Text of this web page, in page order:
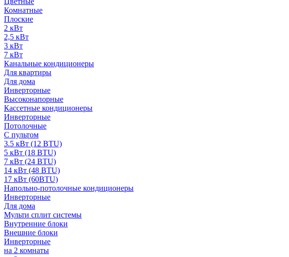
Комнатные
Плоские
2 кВт
2,5 кВт
3 кВт
7 кВт
Канальные кондиционеры
Для квартиры
Для дома
Инверторные
Высоконапорные
Кассетные кондиционеры
Инверторные
Потолочные
С пультом
3.5 кВт (12 BTU)
5 кВт (18 BTU)
7 кВт (24 BTU)
14 кВт (48 BTU)
17 кВт (60BTU)
Напольно-потолочные кондиционеры
Инверторные
Для дома
Мульти сплит системы
Внутренние блоки
Внешние блоки
Инверторные
на 2 комнаты